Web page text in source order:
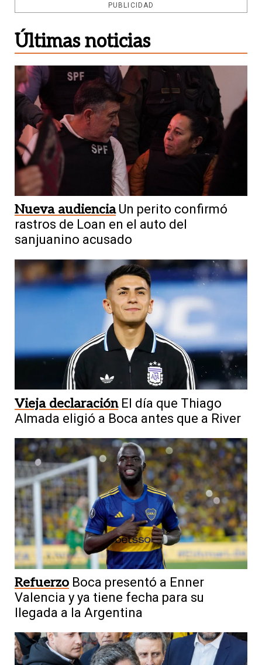
PUBLICIDAD
Últimas noticias
Nueva audiencia Un perito confirmó
rastros de Loan en el auto del
sanjuanino acusado
Vieja declaración El día que Thiago
Almada eligió a Boca antes que a River
Refuerzo Boca presentó a Enner
Valencia y ya tiene fecha para su
llegada a la Argentina